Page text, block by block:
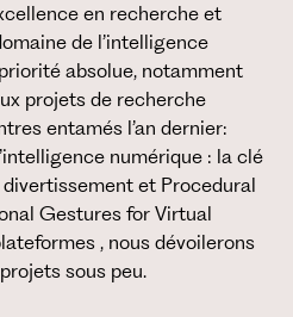
en recherche et
de l’intelligence
absolue, notamment
projets de recherche
entamés l’an dernier:
numérique : la clé
et Procedural
Gestures for Virtual
, nous dévoilerons
sous peu.